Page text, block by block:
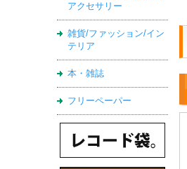
アクセサリー
雑貨/ファッション/イン
テリア
本・雑誌
フリーペーパー